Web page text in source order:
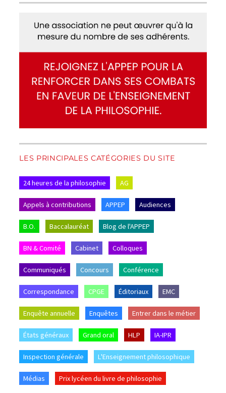
LES PRINCIPALES CATÉGORIES DU SITE
24 heures de la philosophie AG
Appels à contributions APPEP Audiences
B.O. Baccalauréat Blog de l'APPEP
BN & Comité Cabinet Colloques
Communiqués Concours Conférence
Correspondance CPGE Éditoriaux EMC
Enquête annuelle Enquêtes Entrer dans le métier
États généraux Grand oral HLP IA-IPR
Inspection générale L'Enseignement philosophique
Médias Prix lycéen du livre de philosophie